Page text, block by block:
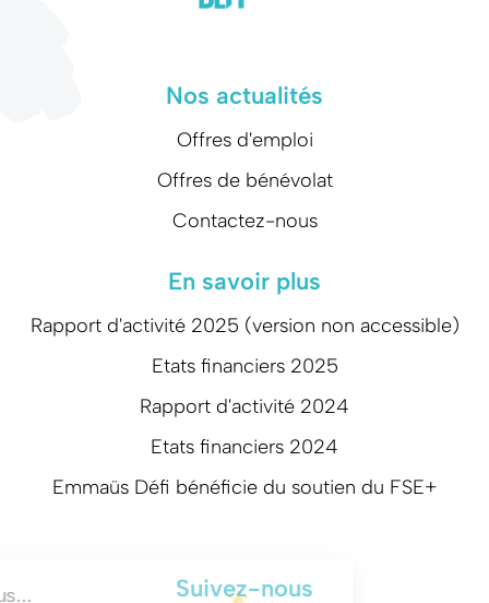
Nos actualités
Offres d'emploi
Offres de bénévolat
Contactez-nous
En savoir plus
Rapport d'activité 2025 (version non accessible)
Etats financiers 2025
Rapport d'activité 2024
Etats financiers 2024
Emmaüs Défi bénéficie du soutien du FSE+
Suivez-nous